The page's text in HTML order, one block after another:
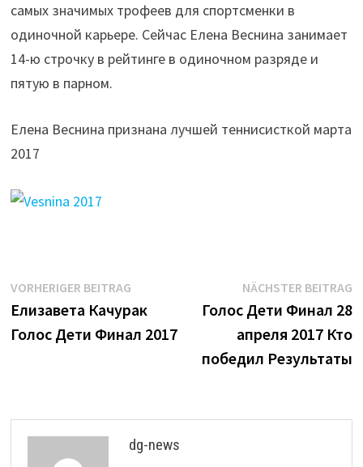
самых значимых трофеев для спортсменки в
одиночной карьере. Сейчас Елена Веснина занимает
14-ю строчку в рейтинге в одиночном разряде и
пятую в парном.
Елена Веснина признана лучшей теннисисткой марта
2017
Beitrags-
Navigation
VORHERIGER BEITRAGVorheriger
Beitrag:
Елизавета Качурак
Голос Дети Финал 2017
NÄCHSTER BEITRAG
Голос Дети Финал 28
апреля 2017 Кто
победил Результаты
dg-news